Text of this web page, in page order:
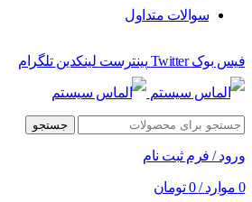
سوالات متداول
فیس بوک Twitter پینترست لینکدین تلگرام
جستجو
ورود / فرم ثبت نام
0 موارد /
0 تومان